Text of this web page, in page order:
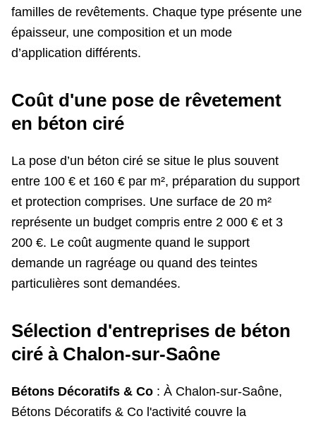
familles de revêtements. Chaque type présente une
épaisseur, une composition et un mode
d’application différents.
Coût d'une pose de rêvetement
en béton ciré
La pose d’un béton ciré se situe le plus souvent
entre 100 € et 160 € par m², préparation du support
et protection comprises. Une surface de 20 m²
représente un budget compris entre 2 000 € et 3
200 €. Le coût augmente quand le support
demande un ragréage ou quand des teintes
particulières sont demandées.
Sélection d'entreprises de béton
ciré à Chalon-sur-Saône
Bétons Décoratifs & Co : À Chalon-sur-Saône,
Bétons Décoratifs & Co l'activité couvre la